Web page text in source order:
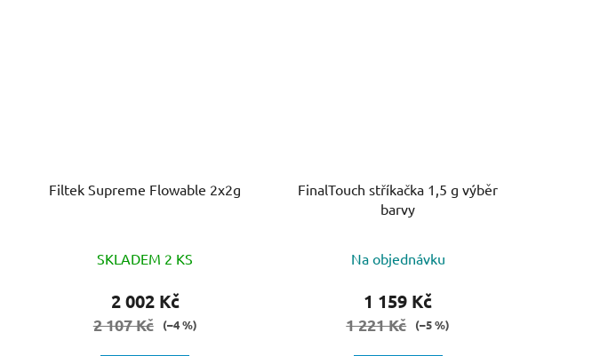
Filtek Supreme Flowable 2x2g
SKLADEM 2 KS
2 002 Kč
2 107 Kč (–4 %)
FinalTouch stříkačka 1,5 g výběr
barvy
Na objednávku
1 159 Kč
1 221 Kč (–5 %)